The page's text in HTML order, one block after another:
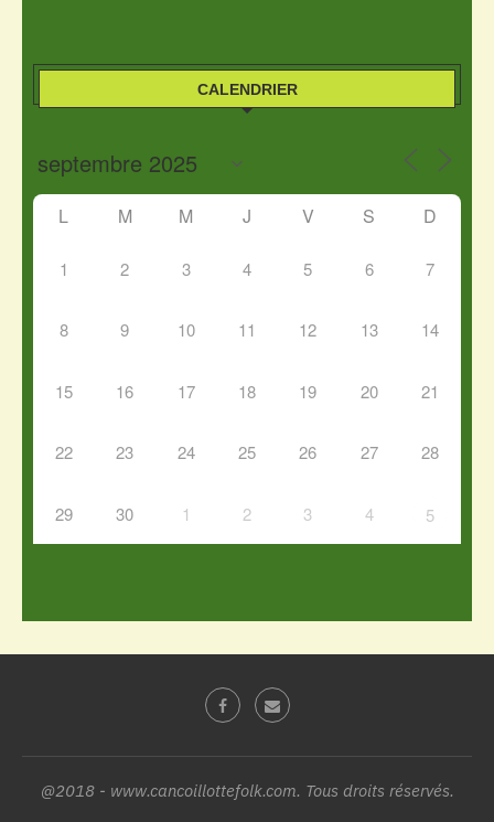
CALENDRIER
L M M J V S D
1 2 3 4 5 6 7
8 9 10 11 12 13 14
15 16 17 18 19 20 21
22 23 24 25 26 27 28
29 30 1 2 3 4 5
@2018 - www.cancoillottefolk.com. Tous droits réservés.